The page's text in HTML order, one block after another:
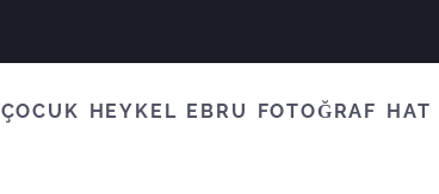
ÇOCUK HEYKEL EBRU FOTOĞRAF HAT